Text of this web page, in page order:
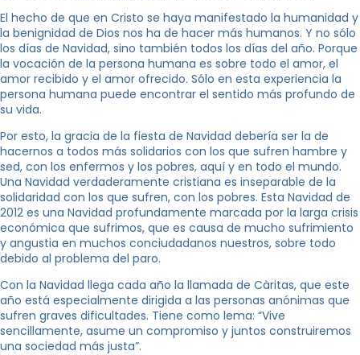
El hecho de que en Cristo se haya manifestado la humanidad y
la benignidad de Dios nos ha de hacer más humanos. Y no sólo
los días de Navidad, sino también todos los días del año. Porque
la vocación de la persona humana es sobre todo el amor, el
amor recibido y el amor ofrecido. Sólo en esta experiencia la
persona humana puede encontrar el sentido más profundo de
su vida.
Por esto, la gracia de la fiesta de Navidad debería ser la de
hacernos a todos más solidarios con los que sufren hambre y
sed, con los enfermos y los pobres, aquí y en todo el mundo.
Una Navidad verdaderamente cristiana es inseparable de la
solidaridad con los que sufren, con los pobres. Esta Navidad de
2012 es una Navidad profundamente marcada por la larga crisis
económica que sufrimos, que es causa de mucho sufrimiento
y angustia en muchos conciudadanos nuestros, sobre todo
debido al problema del paro.
Con la Navidad llega cada año la llamada de Càritas, que este
año está especialmente dirigida a las personas anónimas que
sufren graves dificultades. Tiene como lema: “Vive
sencillamente, asume un compromiso y juntos construiremos
una sociedad más justa”.